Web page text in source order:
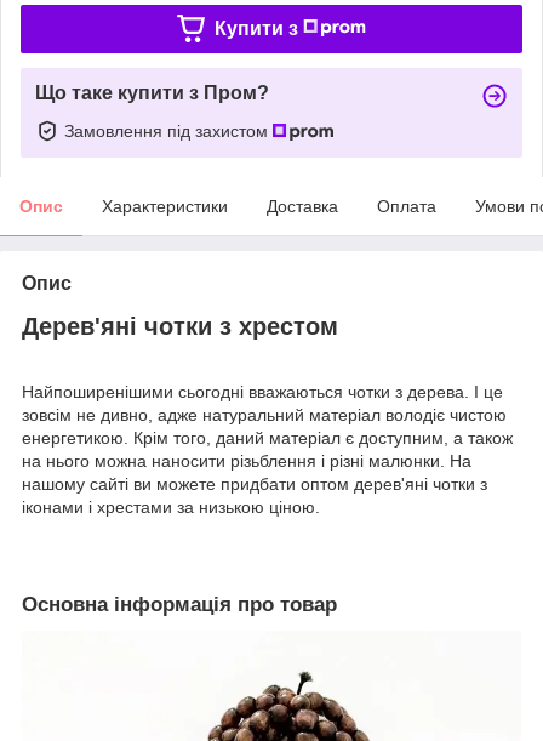
Купити з
Що таке купити з Пром?
Замовлення під захистом
Опис Характеристики Доставка Оплата Умови
Опис
Дерев'яні чотки з хрестом
Найпоширенішими сьогодні вважаються чотки з дерева. І це
зовсім не дивно, адже натуральний матеріал володіє чистою
енергетикою. Крім того, даний матеріал є доступним, а також
на нього можна наносити різьблення і різні малюнки. На
нашому сайті ви можете придбати оптом дерев'яні чотки з
іконами і хрестами за низькою ціною.
Основна інформація про товар